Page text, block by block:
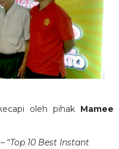
oleh pihak Mamee
“Top 10 Best Instant